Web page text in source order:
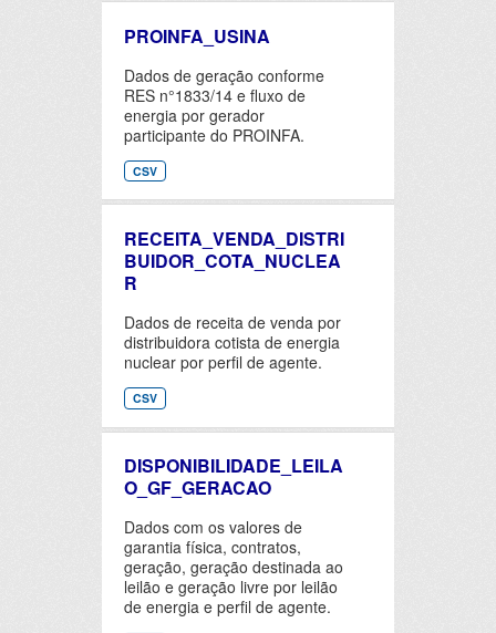
PROINFA_USINA
Dados de geração conforme
RES n°1833/14 e fluxo de
energia por gerador
participante do PROINFA.
CSV
RECEITA_VENDA_DISTRI
BUIDOR_COTA_NUCLEA
R
Dados de receita de venda por
distribuidora cotista de energia
nuclear por perfil de agente.
CSV
DISPONIBILIDADE_LEILA
O_GF_GERACAO
Dados com os valores de
garantia física, contratos,
geração, geração destinada ao
leilão e geração livre por leilão
de energia e perfil de agente.